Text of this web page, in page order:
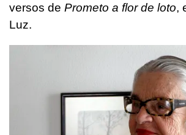
versos de Prometo a flor de loto,
Luz.